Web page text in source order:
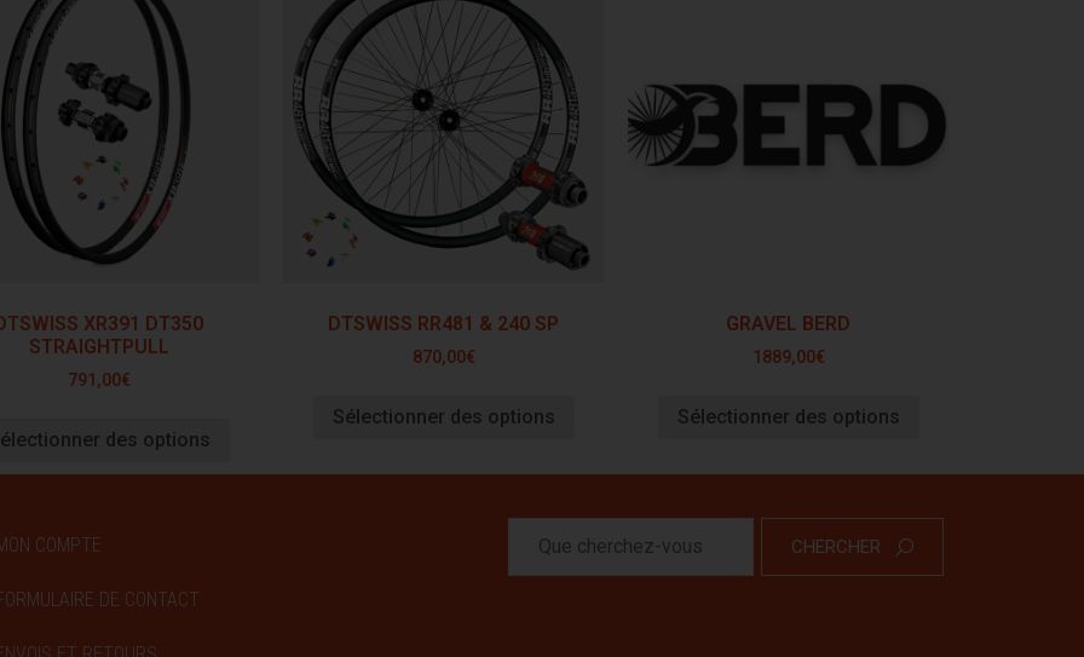
XR391 DT350
STRAIGHTPULL
791,00€
des options
DTSWISS RR481 & 240 SP
870,00€
Sélectionner des options
GRAVEL BERD
1889,00€
Sélectionner des options
COMPTE
DE CONTACT
CHERCHER